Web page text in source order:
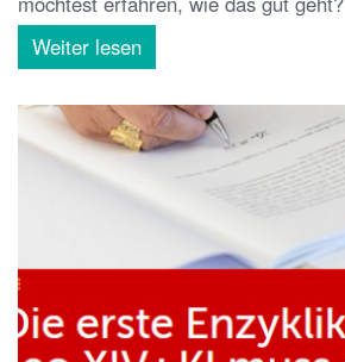
Weiter lesen